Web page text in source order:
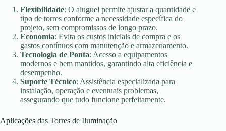
Flexibilidade: O aluguel permite ajustar a quantidade e
tipo de torres conforme a necessidade específica do
projeto, sem compromissos de longo prazo.
Economia: Evita os custos iniciais de compra e os
gastos contínuos com manutenção e armazenamento.
Tecnologia de Ponta: Acesso a equipamentos
modernos e bem mantidos, garantindo alta eficiência e
desempenho.
Suporte Técnico: Assistência especializada para
instalação, operação e eventuais problemas,
assegurando que tudo funcione perfeitamente.
Aplicações das Torres de Iluminação